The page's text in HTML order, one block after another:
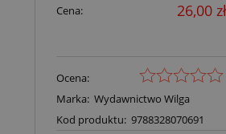
Cena: 26,00 zł
Ocena:
Marka: Wydawnictwo Wilga
Kod produktu: 9788328070691